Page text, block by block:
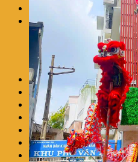
TỔ CHỨC SỰ KIỆN
TỔ CHỨC SỰ KIỆN
DỊCH VỤ TỔ
DỊCH VỤ TỔ CHỨC
TỔ CHỨC SỰ KIỆN
TRANG TRÍ THÔI NÔI
DỊCH VỤ MÚA LÂN
DỊCH VỤ TRANG TRÍ
DỊCH VỤ NHÂN SỰ SỰ
CHO THUÊ ÂM THANH
LIÊN HỆ
BÁO GIÁ